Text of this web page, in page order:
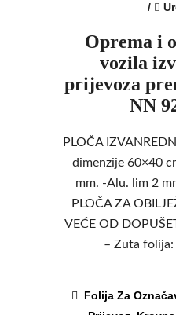
/
Oprema i
vozila
prijevoza
NN
PLOČA
dimenzije 60×40
mm. -Alu. lim 2
PLOČA ZA
VEĆE OD
– Zuta folija:
Folija Za